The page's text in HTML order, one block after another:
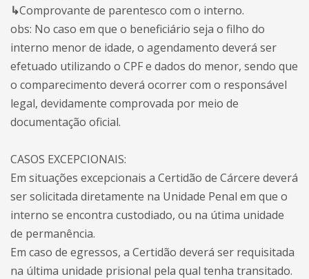
↳Comprovante de parentesco com o interno.
obs: No caso em que o beneficiário seja o filho do
interno menor de idade, o agendamento deverá ser
efetuado utilizando o CPF e dados do menor, sendo que
o comparecimento deverá ocorrer com o responsável
legal, devidamente comprovada por meio de
documentação oficial.
CASOS EXCEPCIONAIS:
Em situações excepcionais a Certidão de Cárcere deverá
ser solicitada diretamente na Unidade Penal em que o
interno se encontra custodiado, ou na útima unidade
de permanência.
Em caso de egressos, a Certidão deverá ser requisitada
na última unidade prisional pela qual tenha transitado.